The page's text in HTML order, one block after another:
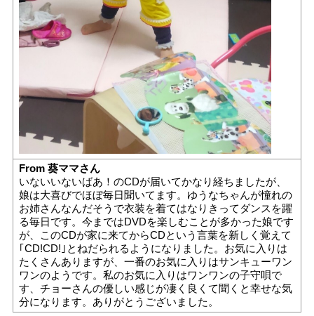
From 葵ママさん
いないいないばあ！のCDが届いてかなり経ちましたが、
娘は大喜びでほぼ毎日聞いてます。ゆうなちゃんが憧れの
お姉さんなんだそうで衣装を着てはなりきってダンスを躍
る毎日です。今まではDVDを楽しむことが多かった娘です
が、このCDが家に来てからCDという言葉を新しく覚えて
｢CD!CD!｣とねだられるようになりました。お気に入りは
たくさんありますが、一番のお気に入りはサンキューワン
ワンのようです。私のお気に入りはワンワンの子守唄で
す、チョーさんの優しい感じが凄く良くて聞くと幸せな気
分になります。ありがとうございました。